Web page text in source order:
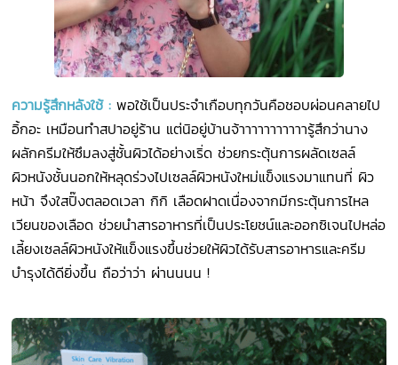
ความรู้สึกหลังใช้:พอใช้เป็นประจำเกือบทุกวันคือชอบผ่อนคลายไป
อิ้กอะ เหมือนทำสปาอยู่ร้าน แต่นิอยู่บ้านจ้าาาาาาาาาาารู้สึกว่านาง
ผลักครีมให้ซึมลงสู่ชั้นผิวได้อย่างเริ่ด ช่วยกระตุ้นการผลัดเซลล์
ผิวหนังชั้นนอกให้หลุดร่วงไปเซลล์ผิวหนังใหม่แข็งแรงมาแทนที่ ผิว
หน้า จึงใสปิ๊งตลอดเวลา กิกิ เลือดฝาดเนื่องจากมีกระตุ้นการไหล
เวียนของเลือด ช่วยนำสารอาหารที่เป็นประโยชน์และออกซิเจนไปหล่อ
เลี้ยงเซลล์ผิวหนังให้แข็งแรงขึ้นช่วยให้ผิวได้รับสารอาหารและครีม
บำรุงได้ดียิ่งขึ้น ถือว่าว่า ผ่านนนน !